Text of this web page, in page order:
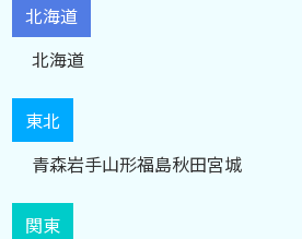
北海道
北海道
東北
青森岩手山形福島秋田宮城
関東